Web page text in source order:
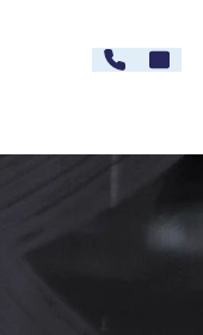
030 - 26478607
Kontakt